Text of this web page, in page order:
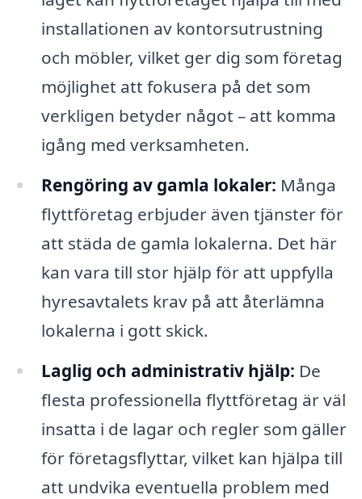
installationen av kontorsutrustning
och möbler, vilket ger dig som företag
möjlighet att fokusera på det som
verkligen betyder något – att komma
igång med verksamheten.
Rengöring av gamla lokaler: Många
flyttföretag erbjuder även tjänster för
att städa de gamla lokalerna. Det här
kan vara till stor hjälp för att uppfylla
hyresavtalets krav på att återlämna
lokalerna i gott skick.
Laglig och administrativ hjälp: De
flesta professionella flyttföretag är väl
insatta i de lagar och regler som gäller
för företagsflyttar, vilket kan hjälpa till
att undvika eventuella problem med